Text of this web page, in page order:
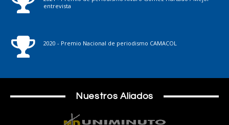
entrevista
2020 - Premio Nacional de periodismo CAMACOL
Nuestros Aliados